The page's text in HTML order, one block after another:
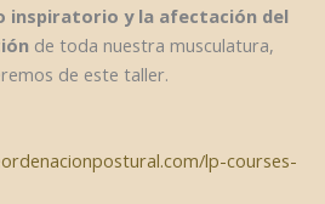
inspiratorio y la afectación del
de toda nuestra musculatura,
de este taller.
lp-courses-